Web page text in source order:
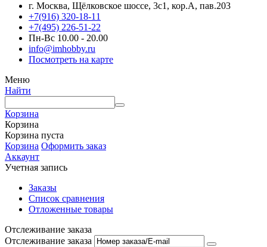
г. Москва, Щёлковское шоссе, 3с1, кор.А, пав.203
+7(916) 320-18-11
+7(495) 226-51-22
Пн-Вс 10.00 - 20.00
info@imhobby.ru
Посмотреть на карте
Меню
Найти
Корзина
Корзина
Корзина пуста
Корзина Оформить заказ
Аккаунт
Учетная запись
Заказы
Список сравнения
Отложенные товары
Отслеживание заказа
Отслеживание заказа